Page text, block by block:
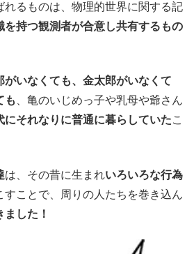
れるものは、物理的世界に関する記
を持つ観測者が合意し共有するもの
がいなくても、金太郎がいなくて
も 、亀のいじめっ子や乳母や爺さん
にそれなりに普通に暮らしていたこ
は、その昔に生まれいろいろな行為
すことで、周りの人たちを巻き込ん
した！